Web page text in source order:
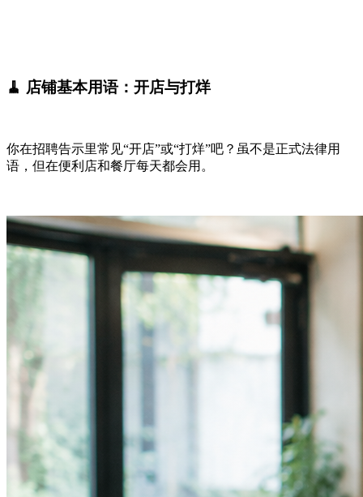
🧹 店铺基本用语：开店与打烊
你在招聘告示里常见“开店”或“打烊”吧？虽不是正式法律用
语，但在便利店和餐厅每天都会用。